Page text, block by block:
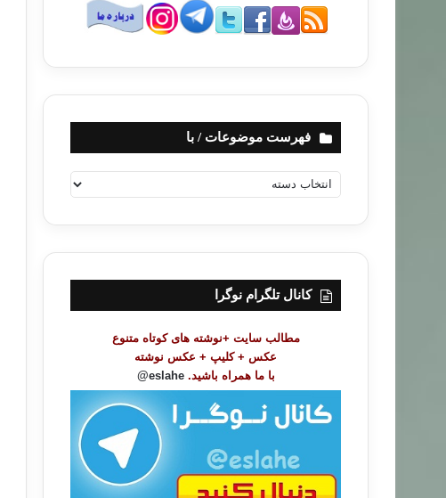
فهرست موضوعات / با
ه
ت
ض
کانال تلگرام نوگرا
مطالب سایت +نوشته های کوتاه متنوع
عکس + کلیپ + عکس نوشته
با ما همراه باشید. eslahe@